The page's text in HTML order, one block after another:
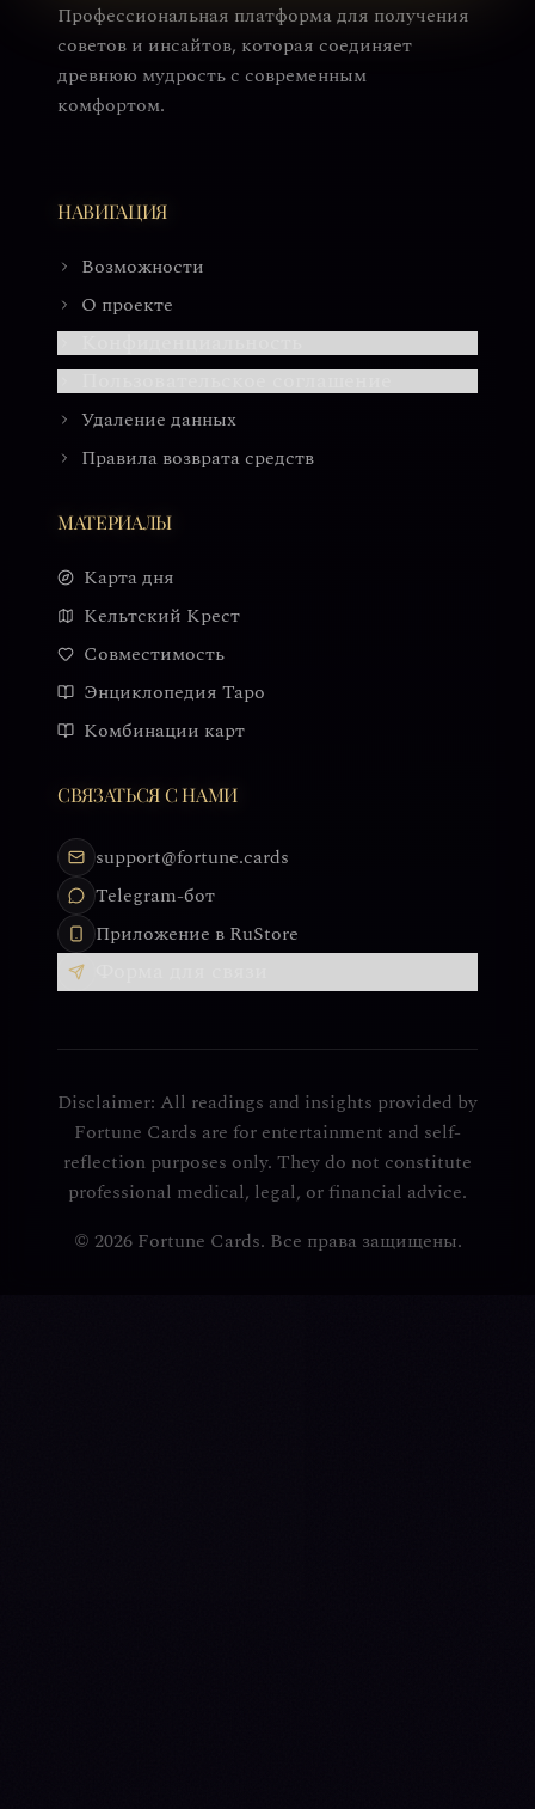
Профессиональная платформа для получения
советов и инсайтов, которая соединяет
древнюю мудрость с современным
комфортом.
НАВИГАЦИЯ
Возможности
О проекте
Удаление данных
Правила возврата средств
МАТЕРИАЛЫ
Карта дня
Кельтский Крест
Совместимость
Энциклопедия Таро
Комбинации карт
СВЯЗАТЬСЯ С НАМИ
support@fortune.cards
Telegram-бот
Приложение в RuStore
Disclaimer: All readings and insights provided by
Fortune Cards are for entertainment and self-
reflection purposes only. They do not constitute
professional medical, legal, or financial advice.
© 2026 Fortune Cards. Все права защищены.